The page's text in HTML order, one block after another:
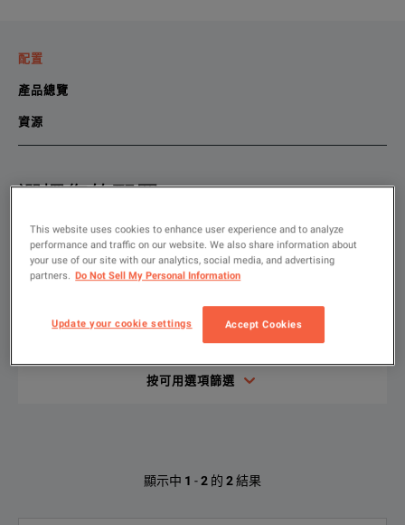
配置
產品總覽
資源
選擇您的配置
顯示: 租賃 二手
輸
搜
按可用選項篩選
Keysight Technologies RP5945A的可用
顯示中 1 -2 的 2結果
產品總覽
The Keysight RP5945A regenerative power system is a
資源
文檔資料
This website uses cookies to enhance user experience and to analyze
performance and traffic on our website. We also share information about
your use of our site with our analytics, social media, and advertising
partners. Do Not Sell My Personal Information
Update your cookie settings Accept Cookies